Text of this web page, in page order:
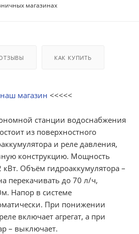
магазинах
КАК КУПИТЬ
магазин <<<<<
станции водоснабжения
из поверхностного
и реле давления,
конструкцию. Мощность
кВт. Объём гидроаккумулятора –
перекачивать до 70 л/ч,
Напор в системе
При понижении
включает агрегат, а при
– выключает.